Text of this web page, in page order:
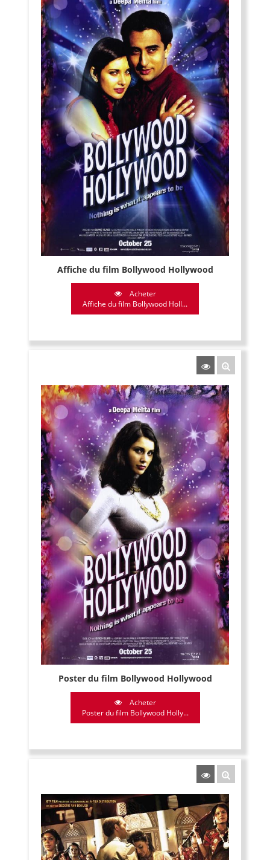
Affiche du film Bollywood Hollywood
Acheter
Affiche du film Bollywood Holl...
Poster du film Bollywood Hollywood
Acheter
Poster du film Bollywood Holly...